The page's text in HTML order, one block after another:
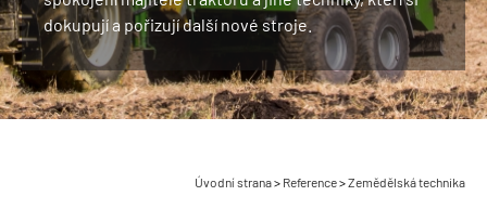
dokupují a pořizují další nové stroje.
Úvodní strana> Reference>Zemědělská technika